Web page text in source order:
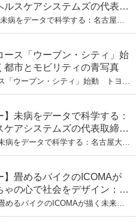
ルスケアシステムズの代表取
介 【下】「人生80年の暇つ
理系ニートが挑むヘルスケア
病をデータで科学する：名古屋大
と海外戦略
ース「ウーブン・シティ」始
市とモビリティの青写真
「ウーブン・シティ」始動 トヨタ
】未病をデータで科学する：
ケアシステムズの代表取締役
郵送検査で挑む健康の未来
病をデータで科学する：名古屋大発
】畳めるバイクのICOMAが
の心で社会をデザイン：株
代表取締役・生駒崇光
社会を変える、「トイボック
めるバイクのICOMAが描く未来